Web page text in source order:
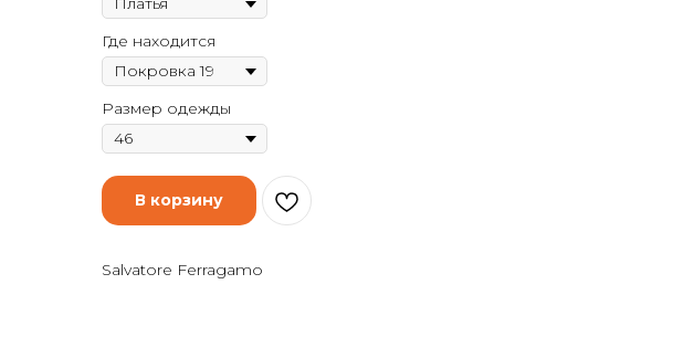
Где находится
Размер одежды
В корзину
Salvatore Ferragamo